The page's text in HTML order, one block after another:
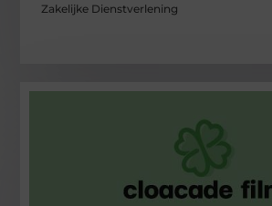
Zakelijke Dienstverlening